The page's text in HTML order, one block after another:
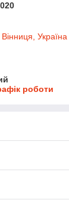
Україна
роботи